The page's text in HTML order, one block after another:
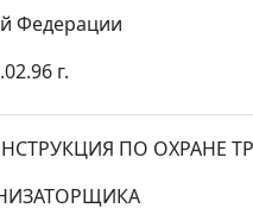
Федерации
г.
ПО ОХРАНЕ